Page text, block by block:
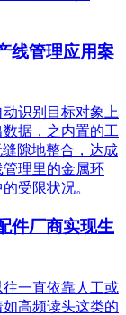
线管理应用案
识别目标对象上
据，之内置的工
隙地整合，达成
理里的金属环
受限状况。
件厂商实现生
一直依靠人工或
高频读头这类的